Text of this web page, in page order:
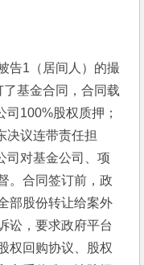
告1（居间人）的撮
基金合同，合同载
100%股权质押；
决议连带责任担
司对基金公司、项
。合同签订前，政
部股份转让给案外
讼，要求政府平台
权回购协议、股权